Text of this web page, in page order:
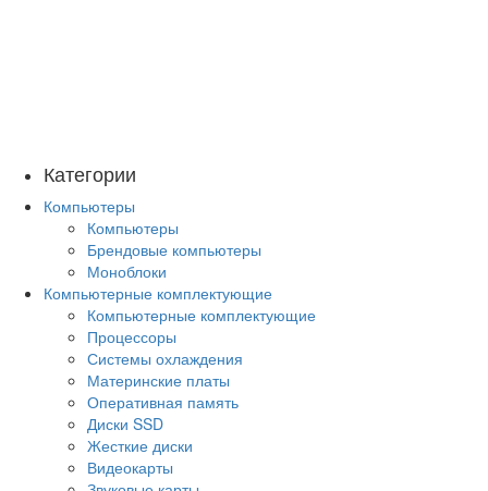
Категории
Компьютеры
Компьютеры
Брендовые компьютеры
Моноблоки
Компьютерные комплектующие
Компьютерные комплектующие
Процессоры
Системы охлаждения
Материнские платы
Оперативная память
Диски SSD
Жесткие диски
Видеокарты